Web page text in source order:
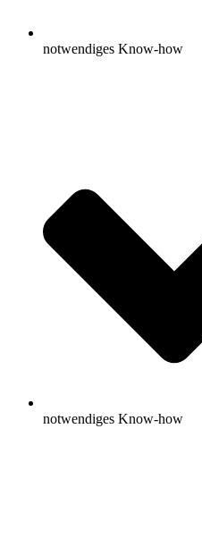
notwendiges Know-how
notwendiges Know-how